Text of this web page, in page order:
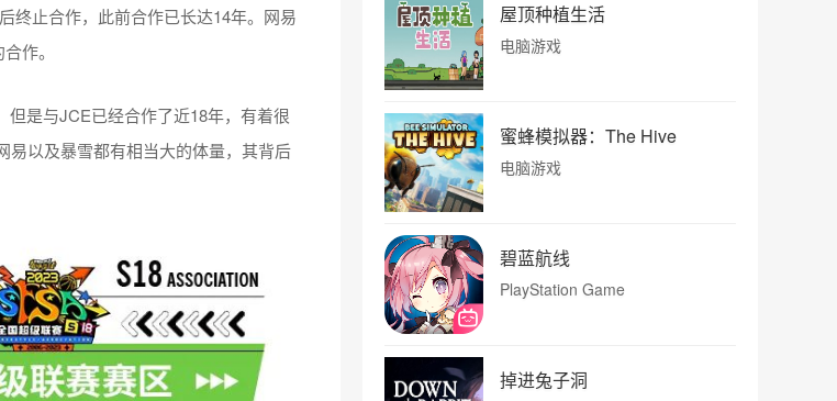
终止合作，此前合作已长达14年。网易
作。
是与JCE已经合作了近18年，有着很
易以及暴雪都有相当大的体量，其背后
屋顶种植生活
电脑游戏
蜜蜂模拟器：The Hive
电脑游戏
碧蓝航线
PlayStation Game
掉进兔子洞